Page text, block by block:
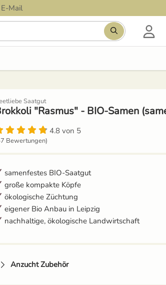
Mail
Saatgut
"Rasmus" - BIO-Samen
4.8 von 5
Bewertungen)
samenfestes BIO-Saatgut
große kompakte Köpfe
ökologische Züchtung
eigener Bio Anbau in Leipzig
nachhaltige, ökologische Landwirtschaft
Anzucht Zubehör